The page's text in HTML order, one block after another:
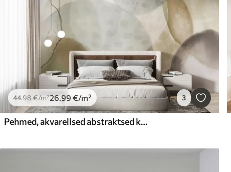
44.98€/m²26.99 €/m² 3
Pehmed, akvarellsed abstraktsed kujundid pruuni, seepia ja valge toonides